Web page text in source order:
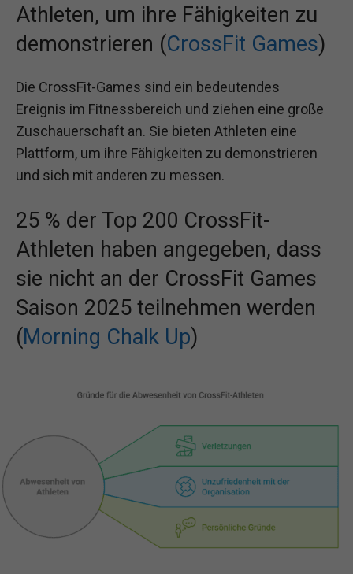
Athleten, um ihre Fähigkeiten zu
demonstrieren (CrossFit Games)
Die CrossFit-Games sind ein bedeutendes
Ereignis im Fitnessbereich und ziehen eine große
Zuschauerschaft an. Sie bieten Athleten eine
Plattform, um ihre Fähigkeiten zu demonstrieren
und sich mit anderen zu messen.
25 % der Top 200 CrossFit-
Athleten haben angegeben, dass
sie nicht an der CrossFit Games
Saison 2025 teilnehmen werden
(Morning Chalk Up)